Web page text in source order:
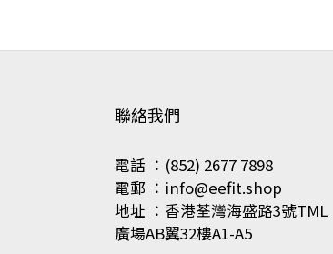
聯絡我們
電話 ：(852) 2677 7898
電郵 ：info@eefit.shop
地址 ：香港荃灣海盛路3號TML
廣場AB翼32樓A1-A5